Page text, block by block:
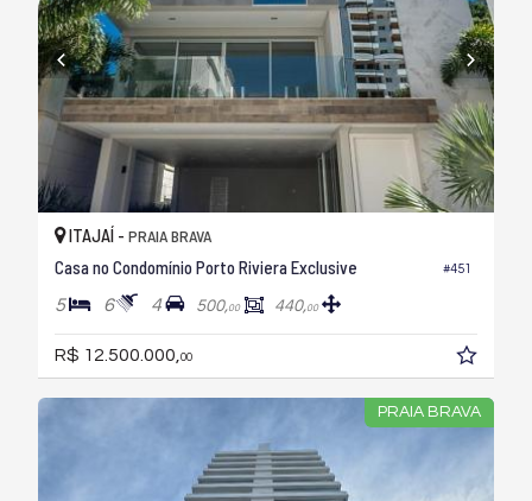
#451
ITAJAÍ - PRAIA BRAVA
Casa no Condomínio Porto Riviera Exclusive
5 6 4 500,00 440,00
R$ 12.500.000,00
PRAIA BRAVA